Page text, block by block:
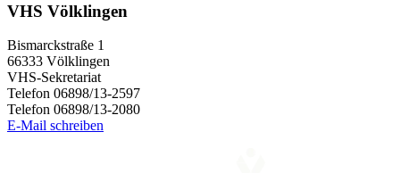
VHS Völklingen
Bismarckstraße 1
66333 Völklingen
VHS-Sekretariat
Telefon 06898/13-2597
Telefon 06898/13-2080
E-Mail schreiben